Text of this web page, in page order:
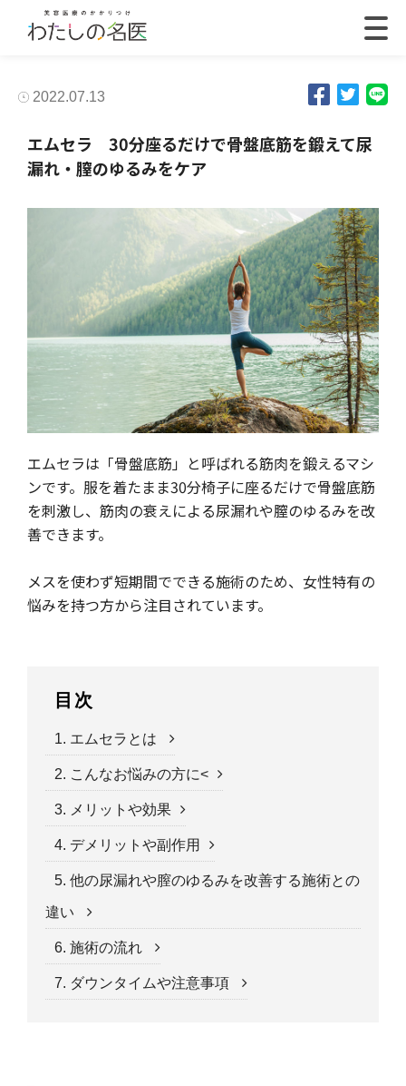
2022.07.13
エムセラ 30分座るだけで骨盤底筋を鍛えて尿
漏れ・膣のゆるみをケア
エムセラは「骨盤底筋」と呼ばれる筋肉を鍛えるマシ
ンです。服を着たまま30分椅子に座るだけで骨盤底筋
を刺激し、筋肉の衰えによる尿漏れや膣のゆるみを改
善できます。
メスを使わず短期間でできる施術のため、女性特有の
悩みを持つ方から注目されています。
目次
1. エムセラとは
2. こんなお悩みの方に<
3. メリットや効果
4. デメリットや副作用
5. 他の尿漏れや膣のゆるみを改善する施術との
違い
6. 施術の流れ
7. ダウンタイムや注意事項